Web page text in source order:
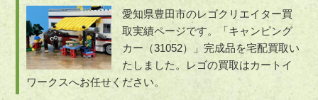
愛知県豊田市のレゴクリエイター買
取実績ページです。「キャンピング
カー（31052）」完成品を宅配買取い
たしました。レゴの買取はカートイ
ワークスへお任せください。